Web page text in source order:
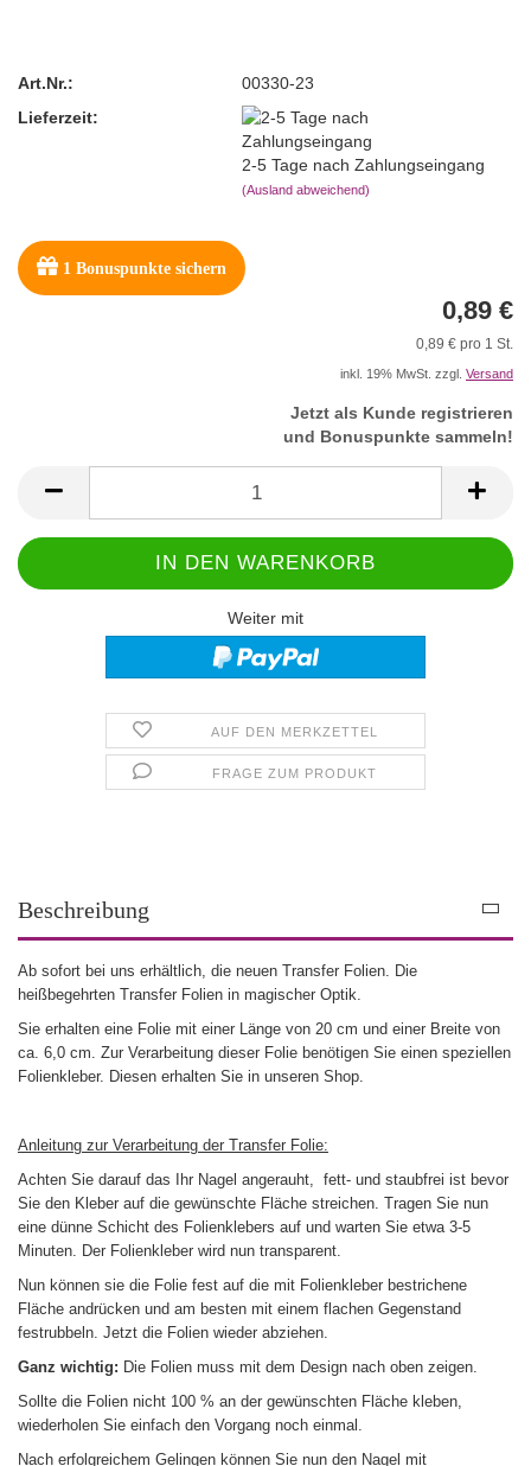
Art.Nr.:
00330-23
Lieferzeit:
2-5 Tage nach Zahlungseingang
(Ausland abweichend)
1 Bonuspunkte sichern
0,89 €
0,89 € pro 1 St.
inkl. 19% MwSt. zzgl. Versand
Jetzt als Kunde registrieren
und Bonuspunkte sammeln!
Weiter mit
AUF DEN MERKZETTEL
FRAGE ZUM PRODUKT
Beschreibung
Ab sofort bei uns erhältlich, die neuen Transfer Folien. Die
heißbegehrten Transfer Folien in magischer Optik.
Sie erhalten eine Folie mit einer Länge von 20 cm und einer Breite von
ca. 6,0 cm. Zur Verarbeitung dieser Folie benötigen Sie einen speziellen
Folienkleber. Diesen erhalten Sie in unseren Shop.
Anleitung zur Verarbeitung der Transfer Folie:
Achten Sie darauf das Ihr Nagel angerauht, fett- und staubfrei ist bevor
Sie den Kleber auf die gewünschte Fläche streichen. Tragen Sie nun
eine dünne Schicht des Folienklebers auf und warten Sie etwa 3-5
Minuten. Der Folienkleber wird nun transparent.
Nun können sie die Folie fest auf die mit Folienkleber bestrichene
Fläche andrücken und am besten mit einem flachen Gegenstand
festrubbeln. Jetzt die Folien wieder abziehen.
Ganz wichtig: Die Folien muss mit dem Design nach oben zeigen.
Sollte die Folien nicht 100 % an der gewünschten Fläche kleben,
wiederholen Sie einfach den Vorgang noch einmal.
Nach erfolgreichem Gelingen können Sie nun den Nagel mit